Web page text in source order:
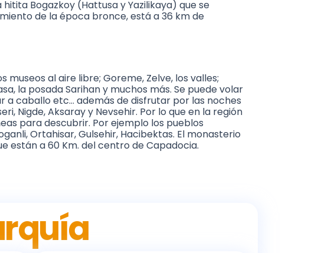
Bogazkoy (Hattusa y Yazilikaya) que se
de la época bronce, está a 36 km de
al aire libre; Goreme, Zelve, los valles;
la posada Sarihan y muchos más. Se puede volar
a caballo etc… además de disfrutar por las noches
Nigde, Aksaray y Nevsehir. Por lo que en la región
para descubrir. Por ejemplo los pueblos
Ortahisar, Gulsehir, Hacibektas. El monasterio
están a 60 Km. del centro de Capadocia.